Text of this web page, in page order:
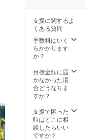
ラウド
ファン
ディン
グ終了
後に
メール
ていた
だきま
す。)
ショッ
ど。ご
希望を
お伝え
くださ
以外の
場所で
の講演
通費は
相談さ
せてく
ださ
支援に関するよ
くある質問
手数料はいく
らかかります
か？
目標金額に届
かなかった場
合どうなりま
すか？
支援で困った
時はどこに相
談したらいい
ですか？